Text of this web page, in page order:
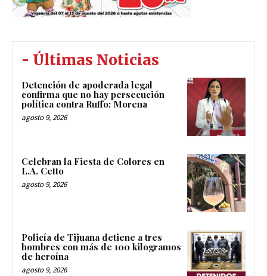
- Últimas Noticias
Detención de apoderada legal
confirma que no hay persecución
política contra Ruffo: Morena
agosto 9, 2026
Celebran la Fiesta de Colores en
L.A. Cetto
agosto 9, 2026
Policía de Tijuana detiene a tres
hombres con más de 100 kilogramos
de heroína
agosto 9, 2026